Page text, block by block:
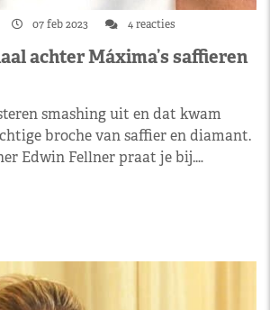
07 feb 2023 4 reacties
achter Máxima’s saffieren
smashing uit en dat kwam
broche van saffier en diamant.
Edwin Fellner praat je bij.…